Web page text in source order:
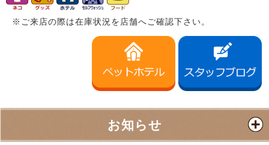
※ご来店の際は在庫状況を店舗へご確認下さい。
お知らせ